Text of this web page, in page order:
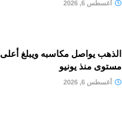
أغسطس 6, 2026
الذهب يواصل مكاسبه ويبلغ أعلى
مستوى منذ يونيو
أغسطس 6, 2026